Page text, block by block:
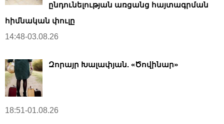
ընդունելության առցանց հայտագրման
հիմնական փուլը
14:48-03.08.26
Զորայր Խալափյան. «Ծովինար»
18:51-01.08.26